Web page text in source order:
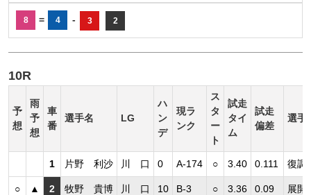
8 = 4 - 3 2
10R
予
想
雨
予
想
車
番
選手名 LG
ハ
ン
デ
現ラ
ンク
ス
タ
ー
ト
試走
タイ
ム
試走
偏差
選手
1 片野 利沙 川 口 0 A-174 ○ 3.40 0.111 復調
○ ▲ 2 牧野 貴博 川 口 10 B-3 ○ 3.36 0.09 展開